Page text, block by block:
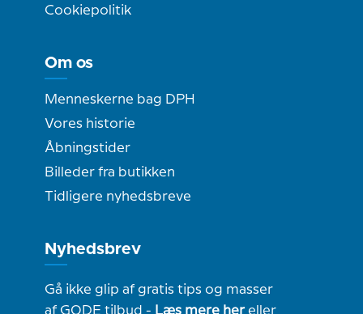
Cookiepolitik
Om os
Menneskerne bag DPH
Vores historie
Åbningstider
Billeder fra butikken
Tidligere nyhedsbreve
Nyhedsbrev
Gå ikke glip af gratis tips og masser
af GODE tilbud - Læs mere hereller